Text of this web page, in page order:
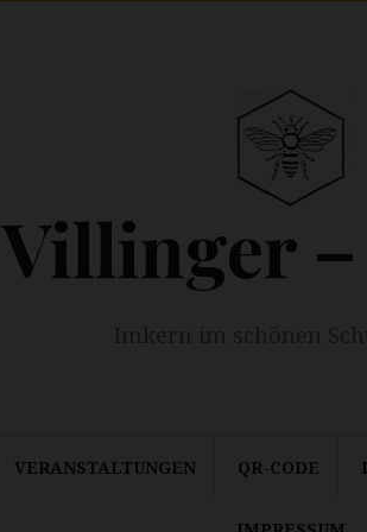
Villinger
VERANSTALTUNGEN QR-CODE